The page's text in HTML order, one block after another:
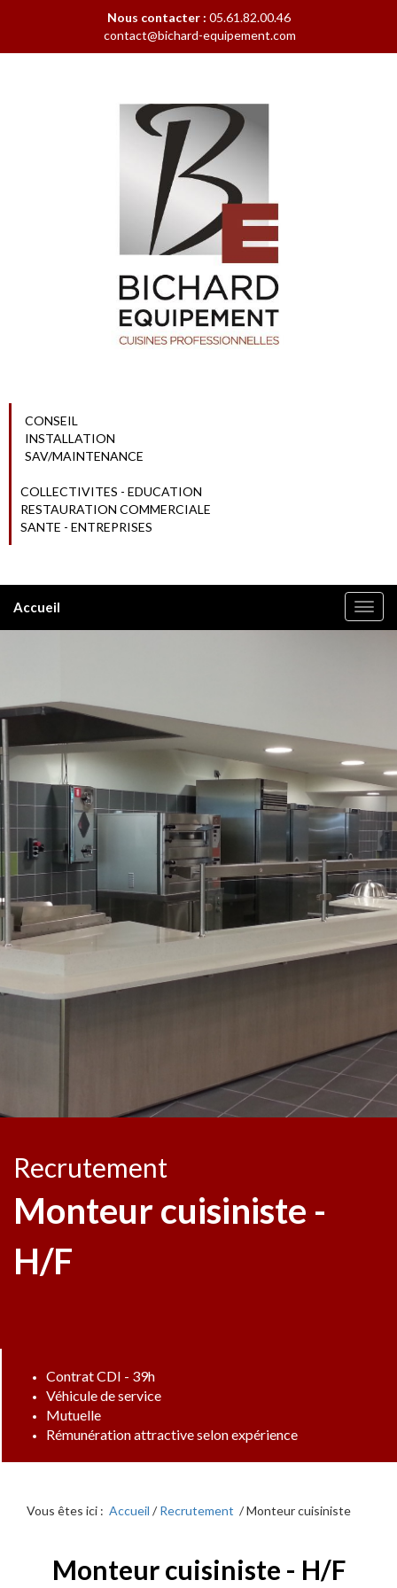
Nous contacter : 05.61.82.00.46
contact@bichard-equipement.com
CONSEIL
INSTALLATION
SAV/MAINTENANCE
COLLECTIVITES - EDUCATION
RESTAURATION COMMERCIALE
SANTE - ENTREPRISES
Accueil
Recrutement
Monteur cuisiniste -
H/F
Contrat CDI - 39h
Véhicule de service
Mutuelle
Rémunération attractive selon expérience
Vous êtes ici : Accueil /Recrutement / Monteur cuisiniste
Monteur cuisiniste - H/F